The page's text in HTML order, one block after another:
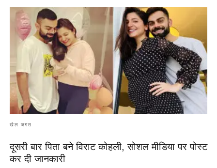
खेल जगत
दूसरी बार‌ पिता बने विराट कोहली, सोशल मीडिया पर पोस्ट
कर दी‌ जानकारी